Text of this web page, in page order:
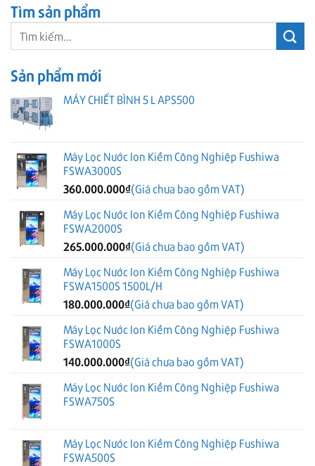
Tìm sản phẩm
Tìm
kiếm:
Sản phẩm mới
MÁY CHIẾT BÌNH 5 L APS500
Máy Lọc Nước Ion Kiềm Công Nghiệp Fushiwa
FSWA3000S
360.000.000₫(Giá chưa bao gồm VAT)
Máy Lọc Nước Ion Kiềm Công Nghiệp Fushiwa
FSWA2000S
265.000.000₫(Giá chưa bao gồm VAT)
Máy Lọc Nước Ion Kiềm Công Nghiệp Fushiwa
FSWA1500S 1500L/H
180.000.000₫(Giá chưa bao gồm VAT)
Máy Lọc Nước Ion Kiềm Công Nghiệp Fushiwa
FSWA1000S
140.000.000₫(Giá chưa bao gồm VAT)
Máy Lọc Nước Ion Kiềm Công Nghiệp Fushiwa
FSWA750S
Máy Lọc Nước Ion Kiềm Công Nghiệp Fushiwa
FSWA500S